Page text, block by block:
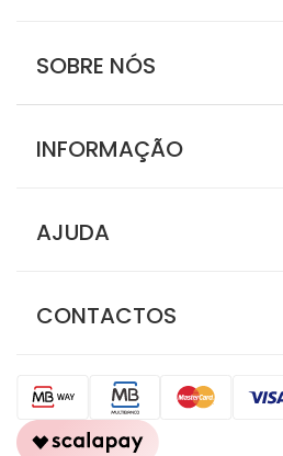
SOBRE NÓS
INFORMAÇÃO
AJUDA
CONTACTOS